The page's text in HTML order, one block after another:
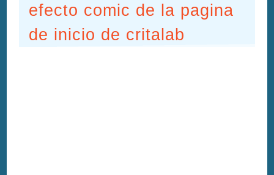
efecto comic de la pagina
de inicio de critalab